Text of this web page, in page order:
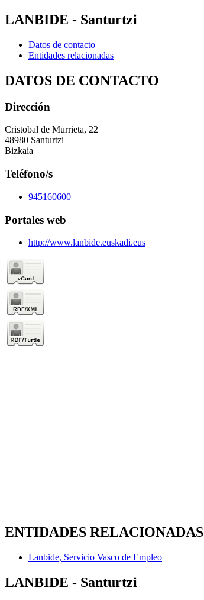
LANBIDE - Santurtzi
Datos de contacto
Entidades relacionadas
DATOS DE CONTACTO
Dirección
Cristobal de Murrieta, 22
48980 Santurtzi
Bizkaia
Teléfono/s
945160600
Portales web
http://www.lanbide.euskadi.eus
ENTIDADES RELACIONADAS
Lanbide, Servicio Vasco de Empleo
LANBIDE - Santurtzi